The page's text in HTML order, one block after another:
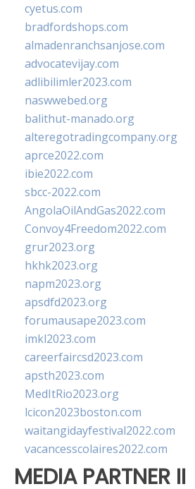
cyetus.com
bradfordshops.com
almadenranchsanjose.com
advocatevijay.com
adlibilimler2023.com
naswwebed.org
balithut-manado.org
alteregotradingcompany.org
aprce2022.com
ibie2022.com
sbcc-2022.com
AngolaOilAndGas2022.com
Convoy4Freedom2022.com
grur2023.org
hkhk2023.org
napm2023.org
apsdfd2023.org
forumausape2023.com
imkl2023.com
careerfaircsd2023.com
apsth2023.com
MedItRio2023.org
lcicon2023boston.com
waitangidayfestival2022.com
vacancesscolaires2022.com
MEDIA PARTNER II